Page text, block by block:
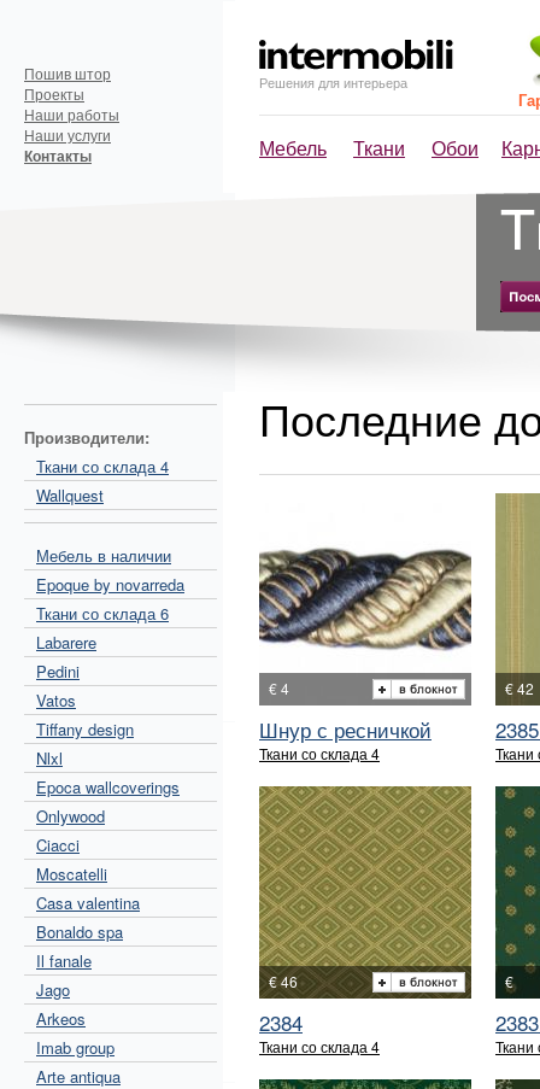
Решения для интерьера
Мебель Ткани Обои
Пошив штор
Проекты
Наши работы
Наши услуги
Контакты
Производители:
Ткани со склада 4
Wallquest
Мебель в наличии
Epoque by novarreda
Ткани со склада 6
Labarere
Pedini
Vatos
Tiffany design
Nlxl
Epoca wallcoverings
Onlywood
Ciacci
Moscatelli
Casa valentina
Bonaldo spa
Il fanale
Jago
Arkeos
Imab group
Arte antiqua
Последние
€ 4
Шнур с ресничкой
Ткани со склада 4
€ 42
Ткани
€ 46
2384
Ткани со склада 4
€
Ткани